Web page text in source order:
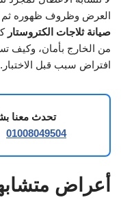
العرض وظروف ظهوره ثم
صيانة ثلاجات الكتروستار
من الخارج بأمان، وكيف
افتراض سبب قبل الاختبار.
تحدث معنا
01008049504
أعراض